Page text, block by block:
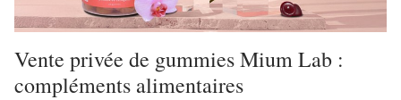
Vente privée de gummies Mium Lab :
compléments alimentaires